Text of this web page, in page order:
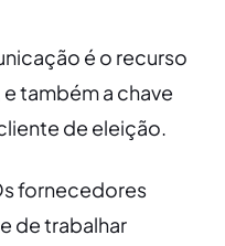
é o recurso
também a chave
de eleição.
fornecedores
de trabalhar